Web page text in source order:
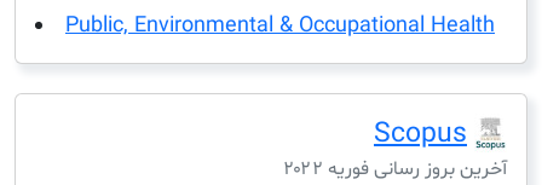
Public, Environmental & Occupational
رسانی فوریه ۲۰۲۲